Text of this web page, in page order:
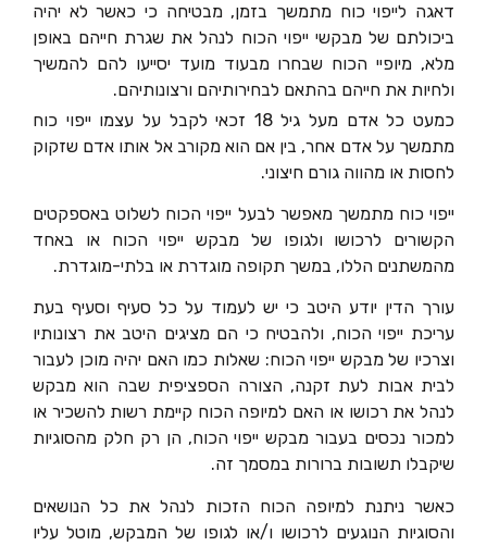
דאגה לייפוי כוח מתמשך בזמן, מבטיחה כי כאשר לא יהיה
ביכולתם של מבקשי ייפוי הכוח לנהל את שגרת חייהם באופן
מלא, מיופיי הכוח שבחרו מבעוד מועד יסייעו להם להמשיך
ולחיות את חייהם בהתאם לבחירותיהם ורצונותיהם.
כמעט כל אדם מעל גיל 18 זכאי לקבל על עצמו ייפוי כוח
מתמשך על אדם אחר, בין אם הוא מקורב אל אותו אדם שזקוק
לחסות או מהווה גורם חיצוני.
ייפוי כוח מתמשך מאפשר לבעל ייפוי הכוח לשלוט באספקטים
הקשורים לרכושו ולגופו של מבקש ייפוי הכוח או באחד
מהמשתנים הללו, במשך תקופה מוגדרת או בלתי-מוגדרת.
עורך הדין יודע היטב כי יש לעמוד על כל סעיף וסעיף בעת
עריכת ייפוי הכוח, ולהבטיח כי הם מציגים היטב את רצונותיו
וצרכיו של מבקש ייפוי הכוח: שאלות כמו האם יהיה מוכן לעבור
לבית אבות לעת זקנה, הצורה הספציפית שבה הוא מבקש
לנהל את רכושו או האם למיופה הכוח קיימת רשות להשכיר או
למכור נכסים בעבור מבקש ייפוי הכוח, הן רק חלק מהסוגיות
שיקבלו תשובות ברורות במסמך זה.
כאשר ניתנת למיופה הכוח הזכות לנהל את כל הנושאים
והסוגיות הנוגעים לרכושו ו/או לגופו של המבקש, מוטל עליו